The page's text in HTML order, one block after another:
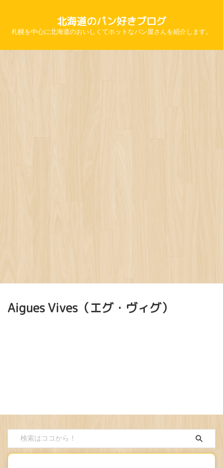
北海道のパン好きブログ
札幌を中心に北海道のおいしくてホットなパン屋さんを紹介します。
Aigues Vives（エグ・ヴィグ）